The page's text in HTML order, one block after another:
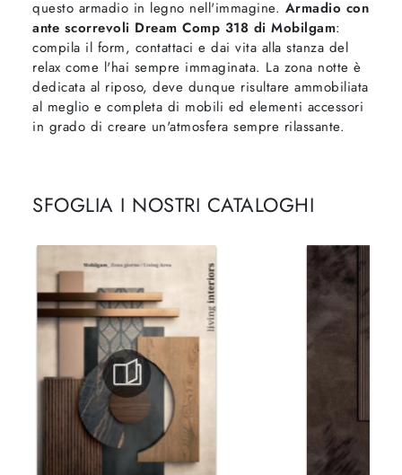
questo armadio in legno nell'immagine. Armadio con
ante scorrevoli Dream Comp 318 di Mobilgam:
compila il form, contattaci e dai vita alla stanza del
relax come l'hai sempre immaginata. La zona notte è
dedicata al riposo, deve dunque risultare ammobiliata
al meglio e completa di mobili ed elementi accessori
in grado di creare un'atmosfera sempre rilassante.
SFOGLIA I NOSTRI CATALOGHI